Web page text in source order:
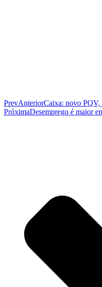
PrevAnteriorCaixa: novo PQV,
PróximaDesemprego é maior